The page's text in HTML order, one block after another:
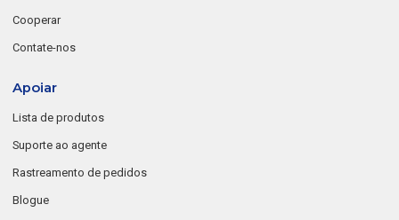
Cooperar
Contate-nos
Apoiar
Lista de produtos
Suporte ao agente
Rastreamento de pedidos
Blogue